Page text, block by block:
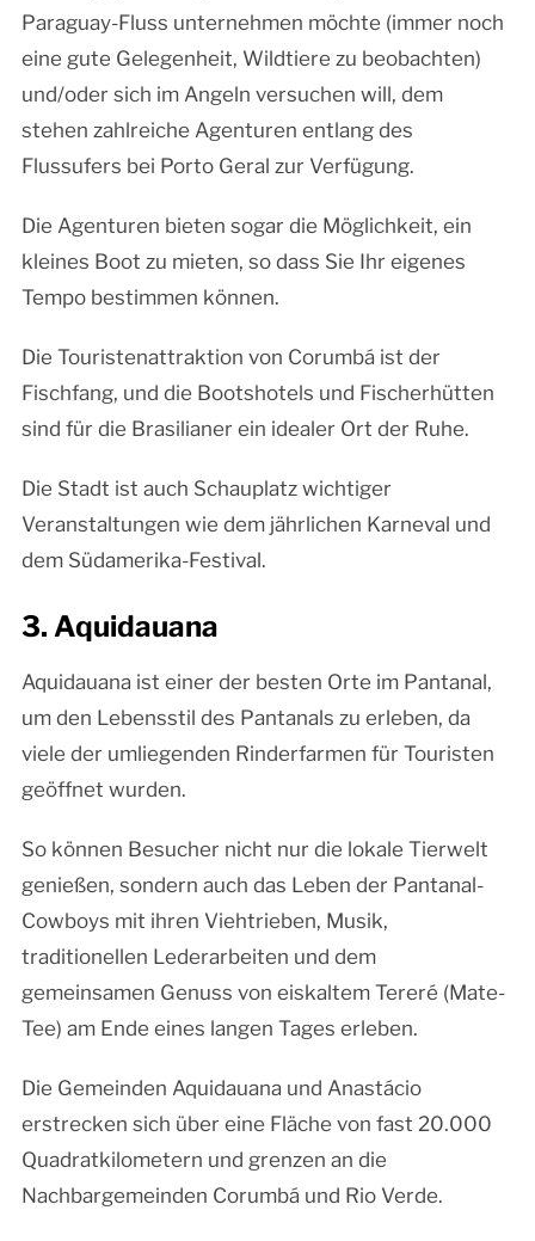
Paraguay-Fluss unternehmen möchte (immer noch
eine gute Gelegenheit, Wildtiere zu beobachten)
und/oder sich im Angeln versuchen will, dem
stehen zahlreiche Agenturen entlang des
Flussufers bei Porto Geral zur Verfügung.
Die Agenturen bieten sogar die Möglichkeit, ein
kleines Boot zu mieten, so dass Sie Ihr eigenes
Tempo bestimmen können.
Die Touristenattraktion von Corumbá ist der
Fischfang, und die Bootshotels und Fischerhütten
sind für die Brasilianer ein idealer Ort der Ruhe.
Die Stadt ist auch Schauplatz wichtiger
Veranstaltungen wie dem jährlichen Karneval und
dem Südamerika-Festival.
3. Aquidauana
Aquidauana ist einer der besten Orte im Pantanal,
um den Lebensstil des Pantanals zu erleben, da
viele der umliegenden Rinderfarmen für Touristen
geöffnet wurden.
So können Besucher nicht nur die lokale Tierwelt
genießen, sondern auch das Leben der Pantanal-
Cowboys mit ihren Viehtrieben, Musik,
traditionellen Lederarbeiten und dem
gemeinsamen Genuss von eiskaltem Tereré (Mate-
Tee) am Ende eines langen Tages erleben.
Die Gemeinden Aquidauana und Anastácio
erstrecken sich über eine Fläche von fast 20.000
Quadratkilometern und grenzen an die
Nachbargemeinden Corumbá und Rio Verde.